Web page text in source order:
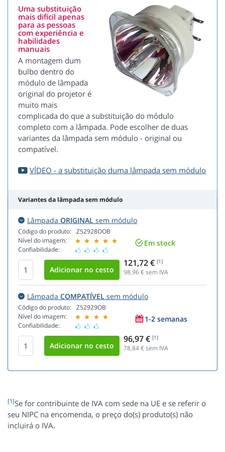
Uma substituição
mais difícil apenas
para as pessoas
com experiência e
habilidades
manuais
A montagem dum
bulbo dentro do
módulo de lâmpada
original do projetor é
muito mais
complicada do que a substituição do módulo
completo com a lâmpada. Pode escolher de duas
variantes da lâmpada sem módulo - original ou
compatível.
VÍDEO - a substituição duma lâmpada sem módulo
Variantes da lâmpada sem módulo
Lâmpada ORIGINAL sem módulo
Código do produto:
Nível do imagem:
Confiabilidade:
Z52928OOB
Em stock
121,72 € [1]
98,96€ sem IVA
Lâmpada COMPATÍVEL sem módulo
Código do produto:
Nível do imagem:
Confiabilidade:
Z52929OB
1-2 semanas
96,97 € [1]
78,84€ sem IVA
[1]Se for contribuinte de IVA com sede na UE e se referir o
seu NIPC na encomenda, o preço do(s) produto(s) não
incluirá o IVA.